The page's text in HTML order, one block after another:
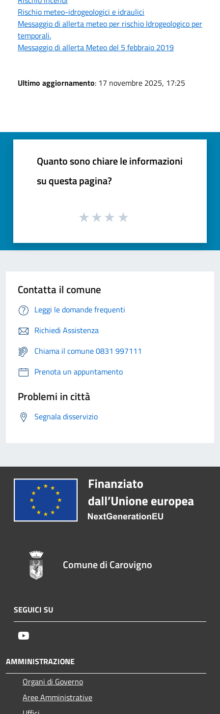
Rischio meteo-idrogeologici e idraulici
Messaggio di allerta meteo per rischio Idrogeologico per
temporali.
Messaggio di allerta Meteo del 5 febbraio 2019
Ultimo aggiornamento: 17 novembre 2025, 17:25
Quanto sono chiare le informazioni
su questa pagina?
Contatta il comune
Leggi le domande frequenti
Richiedi Assistenza
Chiama il comune 0831 997111
Prenota un appuntamento
Problemi in città
Segnala disservizio
Comune di Carovigno
SEGUICI SU
AMMINISTRAZIONE
Organi di Governo
Aree Amministrative